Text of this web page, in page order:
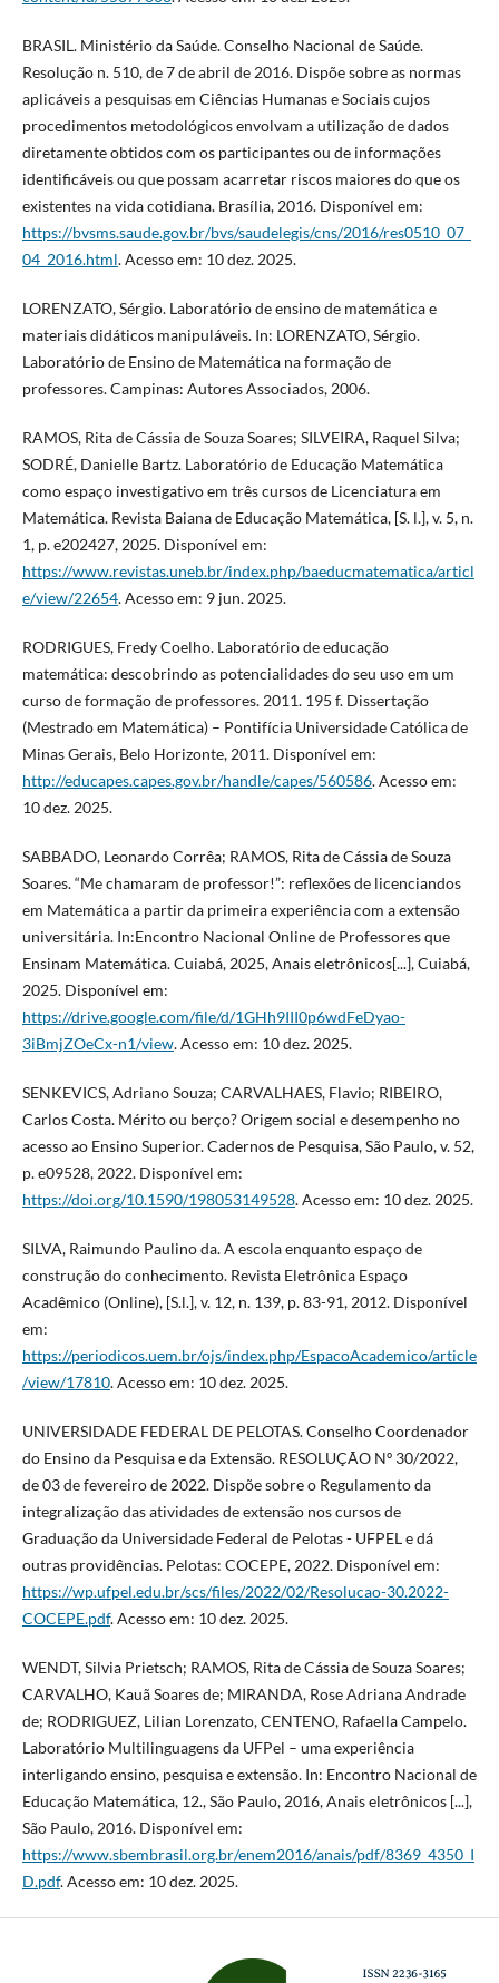
BRASIL. Ministério da Saúde. Conselho Nacional de Saúde.
Resolução n. 510, de 7 de abril de 2016. Dispõe sobre as normas
aplicáveis a pesquisas em Ciências Humanas e Sociais cujos
procedimentos metodológicos envolvam a utilização de dados
diretamente obtidos com os participantes ou de informações
identificáveis ou que possam acarretar riscos maiores do que os
existentes na vida cotidiana. Brasília, 2016. Disponível em:
https://bvsms.saude.gov.br/bvs/saudelegis/cns/2016/res0510_07_
04_2016.html. Acesso em: 10 dez. 2025.
LORENZATO, Sérgio. Laboratório de ensino de matemática e
materiais didáticos manipuláveis. In: LORENZATO, Sérgio.
Laboratório de Ensino de Matemática na formação de
professores. Campinas: Autores Associados, 2006.
RAMOS, Rita de Cássia de Souza Soares; SILVEIRA, Raquel Silva;
SODRÉ, Danielle Bartz. Laboratório de Educação Matemática
como espaço investigativo em três cursos de Licenciatura em
Matemática. Revista Baiana de Educação Matemática, [S. l.], v. 5, n.
1, p. e202427, 2025. Disponível em:
https://www.revistas.uneb.br/index.php/baeducmatematica/articl
e/view/22654. Acesso em: 9 jun. 2025.
RODRIGUES, Fredy Coelho. Laboratório de educação
matemática: descobrindo as potencialidades do seu uso em um
curso de formação de professores. 2011. 195 f. Dissertação
(Mestrado em Matemática) – Pontifícia Universidade Católica de
Minas Gerais, Belo Horizonte, 2011. Disponível em:
http://educapes.capes.gov.br/handle/capes/560586. Acesso em:
10 dez. 2025.
SABBADO, Leonardo Corrêa; RAMOS, Rita de Cássia de Souza
Soares. “Me chamaram de professor!”: reflexões de licenciandos
em Matemática a partir da primeira experiência com a extensão
universitária. In:Encontro Nacional Online de Professores que
Ensinam Matemática. Cuiabá, 2025, Anais eletrônicos[...], Cuiabá,
2025. Disponível em:
https://drive.google.com/file/d/1GHh9III0p6wdFeDyao-
3iBmjZOeCx-n1/view. Acesso em: 10 dez. 2025.
SENKEVICS, Adriano Souza; CARVALHAES, Flavio; RIBEIRO,
Carlos Costa. Mérito ou berço? Origem social e desempenho no
acesso ao Ensino Superior. Cadernos de Pesquisa, São Paulo, v. 52,
p. e09528, 2022. Disponível em:
https://doi.org/10.1590/198053149528. Acesso em: 10 dez. 2025.
SILVA, Raimundo Paulino da. A escola enquanto espaço de
construção do conhecimento. Revista Eletrônica Espaço
Acadêmico (Online), [S.l.], v. 12, n. 139, p. 83-91, 2012. Disponível
em:
https://periodicos.uem.br/ojs/index.php/EspacoAcademico/article
/view/17810. Acesso em: 10 dez. 2025.
UNIVERSIDADE FEDERAL DE PELOTAS. Conselho Coordenador
do Ensino da Pesquisa e da Extensão. RESOLUÇÃO Nº 30/2022,
de 03 de fevereiro de 2022. Dispõe sobre o Regulamento da
integralização das atividades de extensão nos cursos de
Graduação da Universidade Federal de Pelotas - UFPEL e dá
outras providências. Pelotas: COCEPE, 2022. Disponível em:
https://wp.ufpel.edu.br/scs/files/2022/02/Resolucao-30.2022-
COCEPE.pdf. Acesso em: 10 dez. 2025.
WENDT, Silvia Prietsch; RAMOS, Rita de Cássia de Souza Soares;
CARVALHO, Kauã Soares de; MIRANDA, Rose Adriana Andrade
de; RODRIGUEZ, Lilian Lorenzato, CENTENO, Rafaella Campelo.
Laboratório Multilinguagens da UFPel – uma experiência
interligando ensino, pesquisa e extensão. In: Encontro Nacional de
Educação Matemática, 12., São Paulo, 2016, Anais eletrônicos [...],
São Paulo, 2016. Disponível em:
https://www.sbembrasil.org.br/enem2016/anais/pdf/8369_4350_I
D.pdf. Acesso em: 10 dez. 2025.